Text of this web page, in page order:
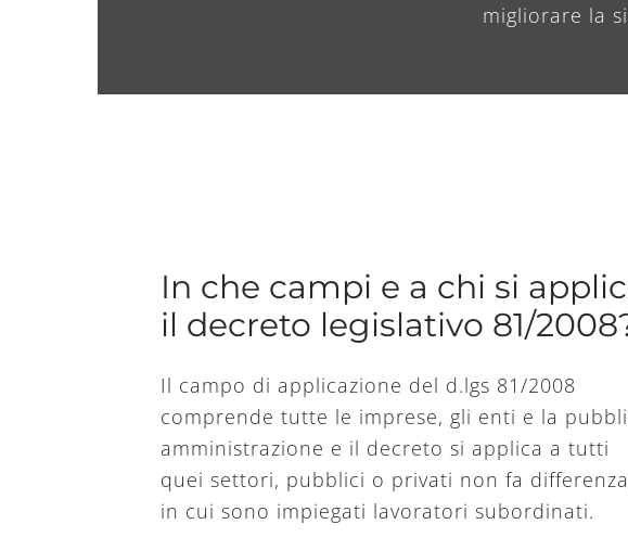
migliorare la
In che campi e a chi si
il decreto legislativo 81/
Il campo di applicazione del d.lgs 81/2008
comprende tutte le imprese, gli enti e la
amministrazione e il decreto si applica a tutti
quei settori, pubblici o privati non fa
in cui sono impiegati lavoratori subordinati.